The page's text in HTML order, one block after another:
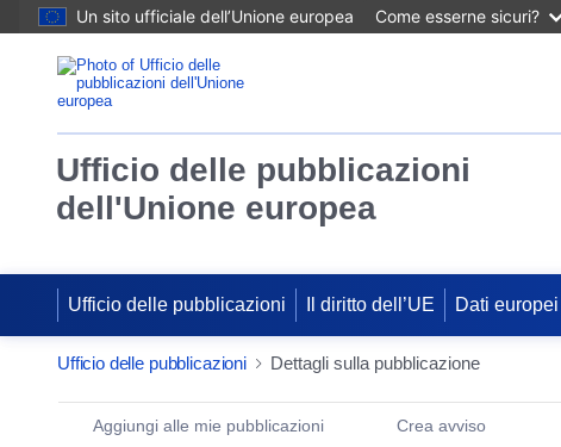
Un sito ufficiale dell’Unione europea Come esserne sicuri?
Ufficio delle pubblicazioni
dell'Unione europea
Ufficio delle pubblicazioni Il diritto dell’UE Dati europei
Ufficio delle pubblicazioni Dettagli sulla pubblicazione
Publication Detail Actions Portlet
Aggiungi alle mie pubblicazioni Crea avviso